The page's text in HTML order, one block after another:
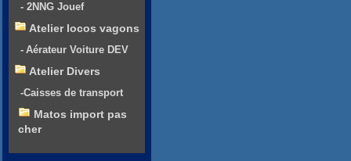
- 2NNG Jouef
Atelier locos vagons
- Aérateur Voiture DEV
Atelier Divers
-Caisses de transport
Matos import pas
cher